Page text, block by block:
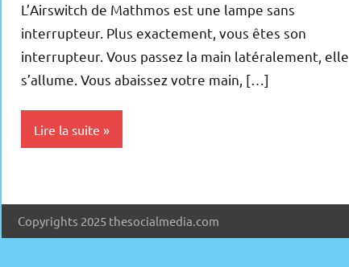
L’Airswitch de Mathmos est une lampe sans
interrupteur. Plus exactement, vous êtes son
interrupteur. Vous passez la main latéralement, elle
s’allume. Vous abaissez votre main, […]
Lire la suite
Copyrights 2025 thesocialmedia.com